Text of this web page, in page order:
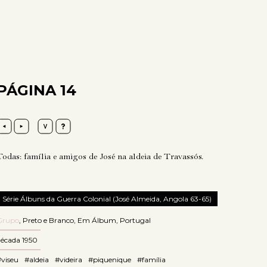
14
família e amigos de José na aldeia de Travassós.
Série Álbuns da Guerra Colonial (José Almeida, Angola 63-65)
, Preto e Branco, Em Álbum, Portugal
1950
#aldeia #videira #piquenique #família